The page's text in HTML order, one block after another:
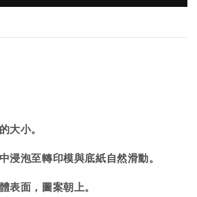
大小。
浸泡至轉印模與底紙自然滑動。
表面，圖案朝上。